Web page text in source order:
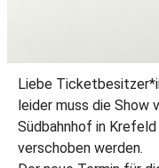
Liebe
leider muss die Show
Südbahnhof in
verschoben werden.